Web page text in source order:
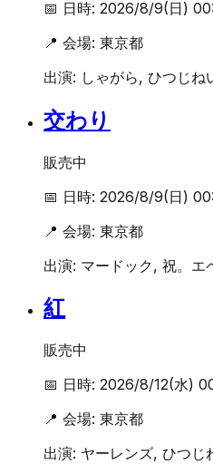
📅 日時: 2026/8/9(日)
📍 会場: 東京都
出演: しゃがら, ひつじね
交わり
販売中
📅 日時: 2026/8/9(日)
📍 会場: 東京都
出演: マードック, 祝。エ
紅
販売中
📅 日時: 2026/8/12(水)
📍 会場: 東京都
出演: ヤーレンズ, ひつじ